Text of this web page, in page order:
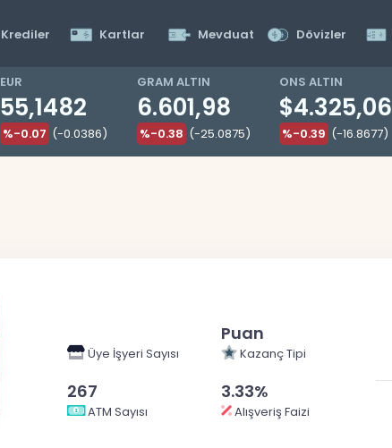
Krediler Kartlar Mevduat Dövizler
EUR
55,1482
%-0.07 (-0.0386)
GRAM ALTIN
6.601,98
%-0.38 (-25.0875)
ONS ALTIN
$4.325,06
%-0.39 (-16.8677)
Üye İşyeri Sayısı
267
ATM Sayısı
Puan
Kazanç Tipi
3.33%
Alışveriş Faizi